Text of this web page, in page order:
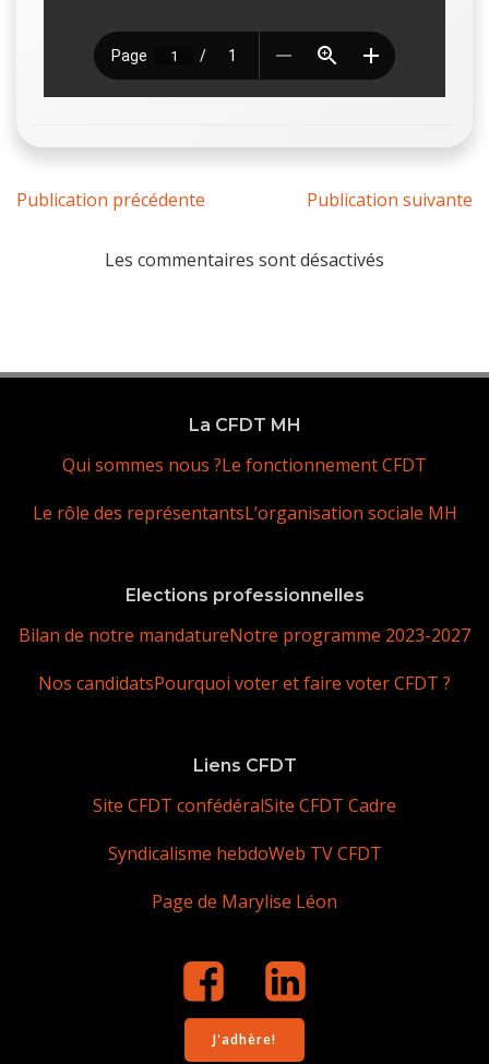
Publication précédente Publication suivante
Les commentaires sont désactivés
La CFDT MH
Qui sommes nous ?Le fonctionnement CFDT
Le rôle des représentantsL’organisation sociale MH
Elections professionnelles
Bilan de notre mandatureNotre programme 2023-2027
Nos candidatsPourquoi voter et faire voter CFDT ?
Liens CFDT
Site CFDT confédéralSite CFDT Cadre
Syndicalisme hebdoWeb TV CFDT
Page de Marylise Léon
J'adhère!